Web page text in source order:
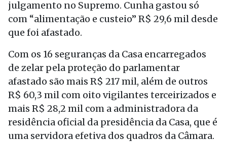
julgamento no Supremo. Cunha gastou só
com “alimentação e custeio” R$ 29,6 mil desde
que foi afastado.
Com os 16 seguranças da Casa encarregados
de zelar pela proteção do parlamentar
afastado são mais R$ 217 mil, além de outros
R$ 60,3 mil com oito vigilantes terceirizados e
mais R$ 28,2 mil com a administradora da
residência oficial da presidência da Casa, que é
uma servidora efetiva dos quadros da Câmara.